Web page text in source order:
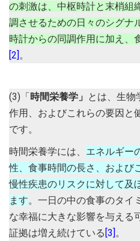
の刺激は、中枢時計と末梢組
調させるための日々のシグナ
時計からの同調作用に加え、
[2] 。
(3)「 時間栄養学」 とは、生物
作用、およびこれらの要因と
です。
時間栄養学には、 エネルギー
性、食事時間の長さ、および
慢性疾患のリスクに対して及
ます。一日の中の食事のタイ
な幸福に大きな影響を与える
証拠は増え続けている [3] 。